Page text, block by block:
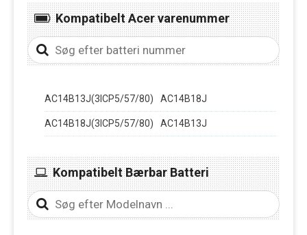
Kompatibelt Acer varenummer
AC14B13J(3ICP5/57/80) AC14B18J
AC14B18J(3ICP5/57/80) AC14B13J
Kompatibelt Bærbar Batteri